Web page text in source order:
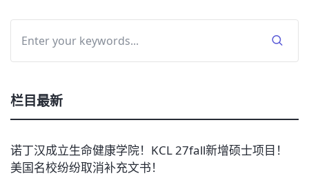
栏目最新
诺丁汉成立生命健康学院！KCL 27fall新增硕士项目！
美国名校纷纷取消补充文书！